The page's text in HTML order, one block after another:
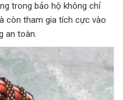
trong bảo hộ không chỉ
còn tham gia tích cực vào
an toàn.